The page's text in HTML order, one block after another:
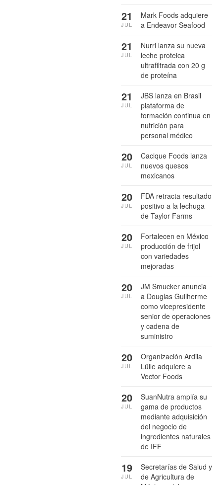
Mark Foods adquiere
a Endeavor Seafood
21
JUL
Nurri lanza su nueva
leche proteica
ultrafiltrada con 20 g
de proteína
21
JUL
JBS lanza en Brasil
plataforma de
formación continua en
nutrición para
personal médico
21
JUL
Cacique Foods lanza
nuevos quesos
mexicanos
20
JUL
FDA retracta resultado
positivo a la lechuga
de Taylor Farms
20
JUL
Fortalecen en México
producción de frijol
con variedades
mejoradas
20
JUL
JM Smucker anuncia
a Douglas Guilherme
como vicepresidente
senior de operaciones
y cadena de
suministro
20
JUL
Organización Ardila
Lülle adquiere a
Vector Foods
20
JUL
SuanNutra amplía su
gama de productos
mediante adquisición
del negocio de
ingredientes naturales
de IFF
20
JUL
Secretarías de Salud y
de Agricultura de
19
JUL